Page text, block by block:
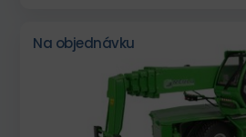
Na objednávku